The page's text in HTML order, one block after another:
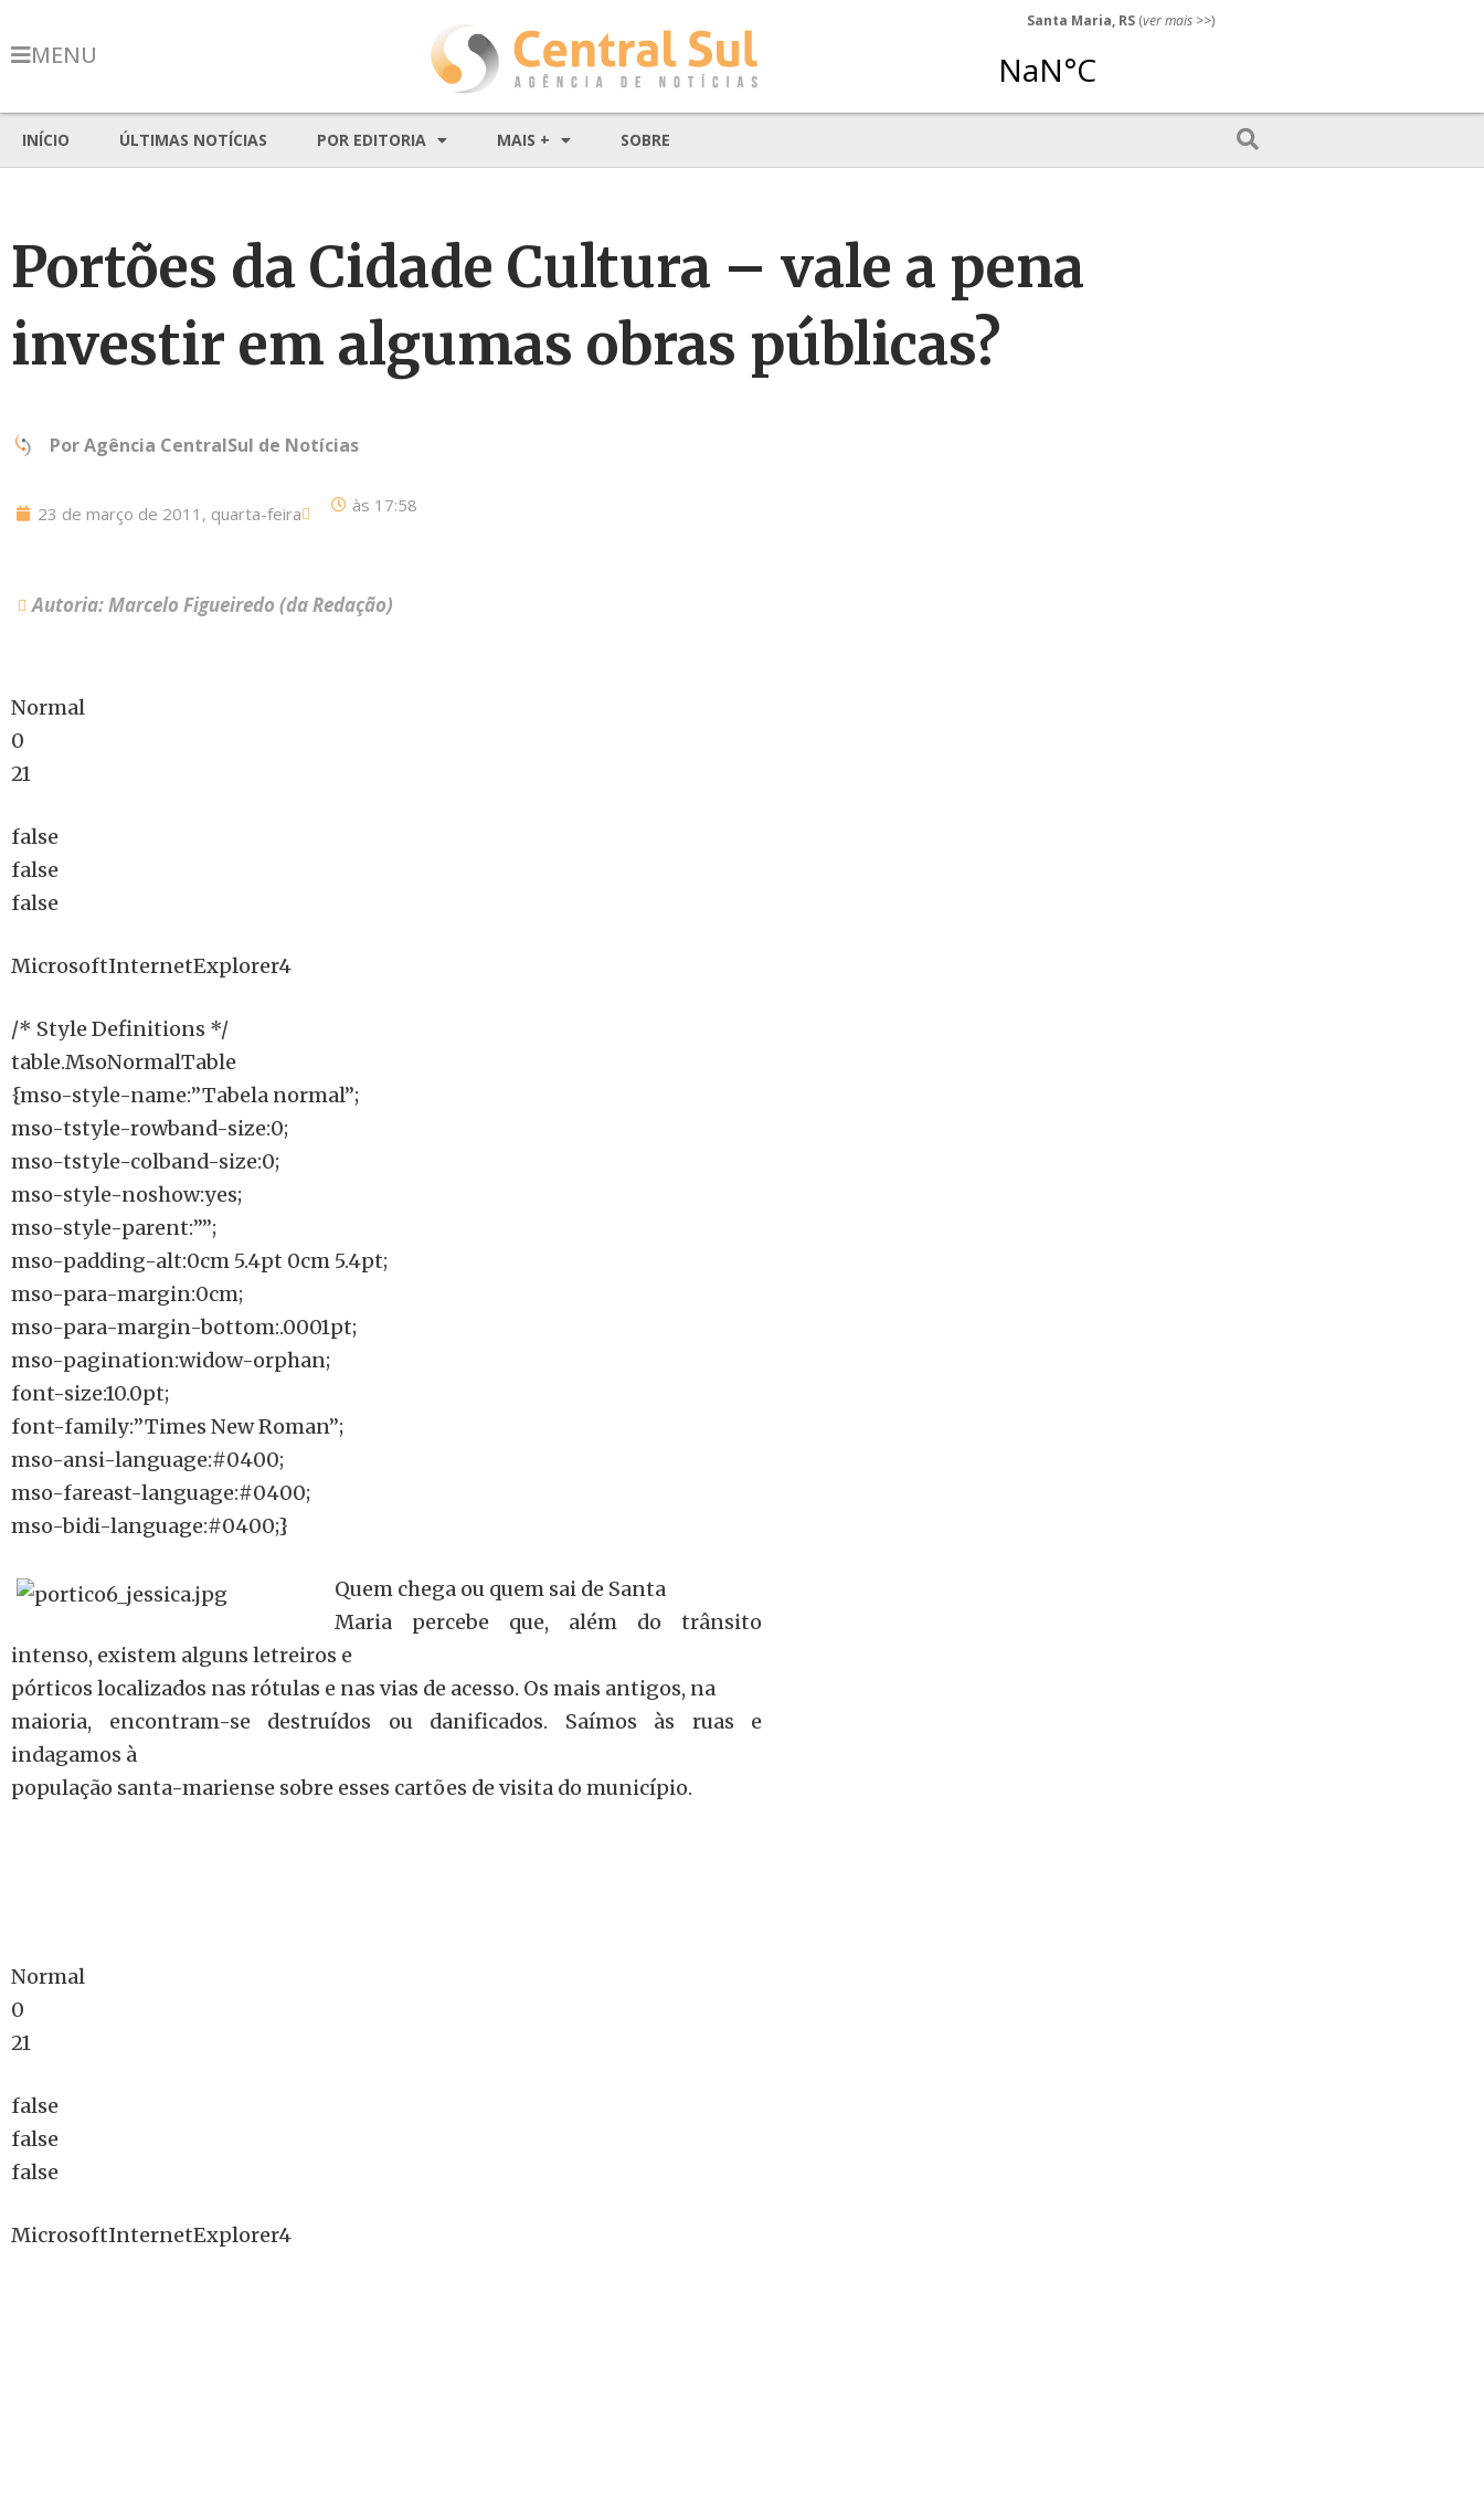
MENU
Santa Maria, RS (ver mais >>)
INÍCIO ÚLTIMAS NOTÍCIAS POR EDITORIA MAIS + SOBRE
Portões da Cidade Cultura – vale a pena
investir em algumas obras públicas?
PorAgência CentralSul de Notícias
23 de março de 2011, quarta-feira às 17:58
Autoria: Marcelo Figueiredo (da Redação)
Normal
0
21
false
false
false
MicrosoftInternetExplorer4
/* Style Definitions */
table.MsoNormalTable
{mso-style-name:”Tabela normal”;
mso-tstyle-rowband-size:0;
mso-tstyle-colband-size:0;
mso-style-noshow:yes;
mso-style-parent:””;
mso-padding-alt:0cm 5.4pt 0cm 5.4pt;
mso-para-margin:0cm;
mso-para-margin-bottom:.0001pt;
mso-pagination:widow-orphan;
font-size:10.0pt;
font-family:”Times New Roman”;
mso-ansi-language:#0400;
mso-fareast-language:#0400;
mso-bidi-language:#0400;}
Quem chega ou quem sai de Santa
Maria percebe que, além do trânsito
intenso, existem alguns letreiros e
pórticos localizados nas rótulas e nas vias de acesso. Os mais antigos, na
maioria, encontram-se destruídos ou danificados. Saímos às ruas e
indagamos à
população santa-mariense sobre esses cartões de visita do município.
Normal
0
21
false
false
false
MicrosoftInternetExplorer4